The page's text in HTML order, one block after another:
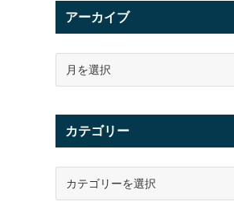
アーカイブ
イ
カテゴリー